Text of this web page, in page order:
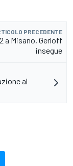
PRECEDENTE
a Misano, Gerloff
insegue
al